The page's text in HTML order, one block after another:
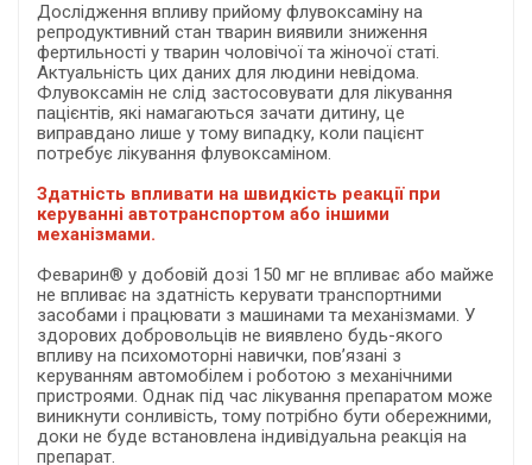
Дослідження впливу прийому флувоксаміну на
репродуктивний стан тварин виявили зниження
фертильності у тварин чоловічої та жіночої статі.
Актуальність цих даних для людини невідома.
Флувоксамін не слід застосовувати для лікування
пацієнтів, які намагаються зачати дитину, це
виправдано лише у тому випадку, коли пацієнт
потребує лікування флувоксаміном.
Здатність впливати на швидкість реакції при
керуванні автотранспортом або іншими
механізмами.
Феварин® у добовій дозі 150 мг не впливає або майже
не впливає на здатність керувати транспортними
засобами і працювати з машинами та механізмами. У
здорових добровольців не виявлено будь-якого
впливу на психомоторні навички, пов’язані з
керуванням автомобілем і роботою з механічними
пристроями. Однак під час лікування препаратом може
виникнути сонливість, тому потрібно бути обережними,
доки не буде встановлена індивідуальна реакція на
препарат.